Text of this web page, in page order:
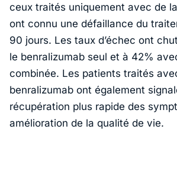
ceux traités uniquement avec de
ont connu une défaillance du
90 jours. Les taux d’échec ont
le benralizumab seul et à 42%
combinée. Les patients traités
benralizumab ont également
récupération plus rapide des
amélioration de la qualité de vie.